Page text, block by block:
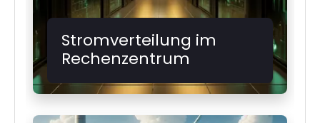
Stromverteilung im
Rechenzentrum